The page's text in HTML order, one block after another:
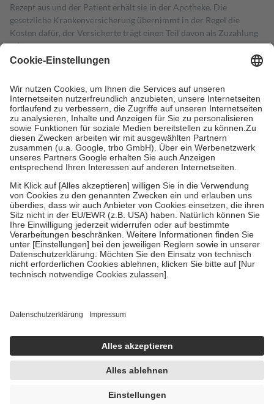
Rezept aus und der Patient erhält sie in der Apotheke. Die
gesetzliche Krankenversicherung übernimmt in der Regel die
Kosten dafür, der Versicherte trägt einen Teil davon als Zuzahlung
mit.
Grundsätzlich leisten Mitglieder Zuzahlungen in Höhe von zehn
höchstens zehn Euro.
Es sind jedoch nie mehr als die tatsächlichen
Kosten der Leistung zu entrichten.
Diese Regeln gelten grundsätzlich auch für Online-Apotheken.
Bei Heilmitteln und häuslicher Krankenpflege beträgt die
Zuzahlung zehn Prozent der Kosten sowie zehn Euro je
Verordnung.
Um das Engagement der Versicherten für ihre eigene Gesundheit zu
stärken und die besondere Stellung der Familie zu unterstützen,
fallenkeine Zuzahlungenan bei:
• Kindern und Jugendlichen bis zum vollendeten 18. Lebensjahr
mit Ausnahme der Fahrkosten
• Untersuchungen zur Vorsorge und Früherkennung, die von der
GKV getragen werden
• empfohlenen Schutzimpfungen
• Harn- und Blutteststreifen
getroffen, um sicherzustellen, dass es sich um echte Bewertungen
https://help.etrusted.com/hc/de/articles/4419944605341
Einige Bilder und Inhalte wurden unter Zuhilfenahme künstlicher